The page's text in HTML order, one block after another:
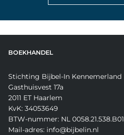
BOEKHANDEL
Stichting Bijbel-In Kennemerland
Gasthuisvest 17a
2011 ET Haarlem
KvK: 34053649
BTW-nummer: NL 0058.21.538.B01
Mail-adres: info@bijbelin.nl